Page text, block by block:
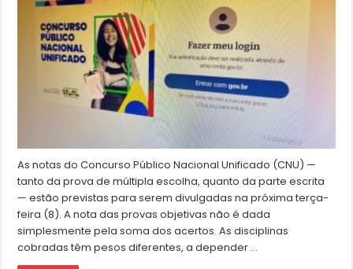
As notas do Concurso Público Nacional Unificado (CNU) —
tanto da prova de múltipla escolha, quanto da parte escrita
— estão previstas para serem divulgadas na próxima terça-
feira (8). A nota das provas objetivas não é dada
simplesmente pela soma dos acertos. As disciplinas
cobradas têm pesos diferentes, a depender …